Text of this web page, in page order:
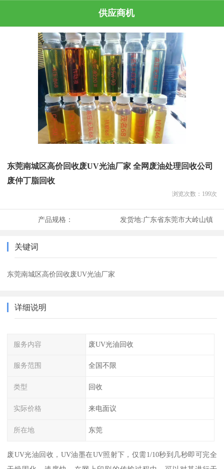
供应商机
东莞南城区高价回收废UV光油厂家 全网废油处理回收公司
废仲丁脂回收
浏览次数： 199次
产品规格： 发货地:广东省东莞市大岭山镇
关键词
东莞南城区高价回收废UV光油厂家
详细说明
服务内容 废UV光油回收
服务范围 全国不限
类型 回收
实际价格 来电面议
所在地 东莞
废UV光油回收，UV油墨在UV照射下，仅需1/10秒到几秒即可完全